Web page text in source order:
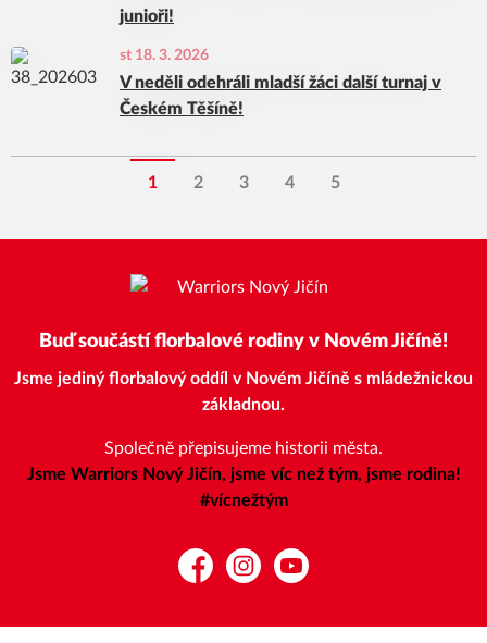
junioři!
st 18. 3. 2026
V neděli odehráli mladší žáci další turnaj v
Českém Těšíně!
1 2 3 4 5
Buď součástí florbalové rodiny v Novém Jičíně!
Jsme jediný florbalový oddíl v Novém Jičíně s mládežnickou
základnou.
Společně přepisujeme historii města.
Jsme Warriors Nový Jičín, jsme víc než tým, jsme rodina!
#vícnežtým
FacebookInstagramYouTube